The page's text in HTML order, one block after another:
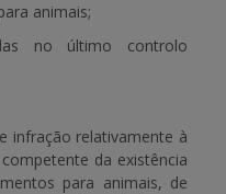
animais;
no último controlo
infração relativamente à
da existência
para animais, de